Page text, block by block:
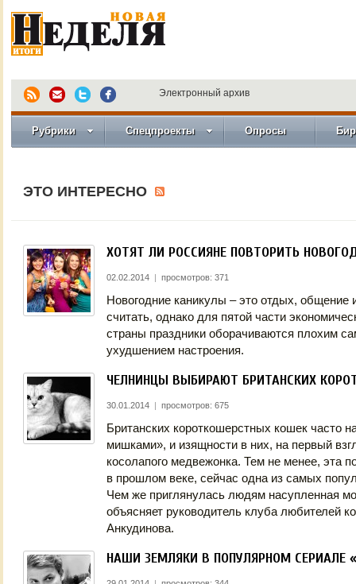
Электронный архив
Рубрики Спецпроекты Опросы
ЭТО ИНТЕРЕСНО
ХОТЯТ ЛИ РОССИЯНЕ ПОВТОРИТЬ
02.02.2014 | просмотров: 371
Новогодние каникулы – это отдых, общение
считать, однако для пятой части
страны праздники оборачиваются плохим
ухудшением настроения.
ЧЕЛНИНЦЫ ВЫБИРАЮТ БРИТАНСКИХ
30.01.2014 | просмотров: 675
Британских короткошерстных кошек часто
мишками», и изящности в них, на первый
косолапого медвежонка. Тем не менее, эта
в прошлом веке, сейчас одна из самых
Чем же приглянулась людям насупленная
объясняет руководитель клуба любителей
Анкудинова.
НАШИ ЗЕМЛЯКИ В ПОПУЛЯРНОМ СЕРИАЛЕ